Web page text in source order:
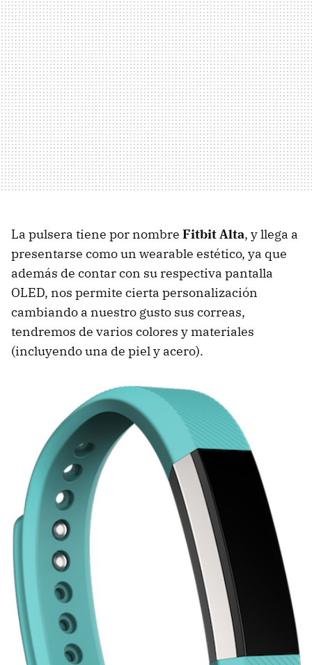
La pulsera tiene por nombre Fitbit Alta, y llega a
presentarse como un wearable estético, ya que
además de contar con su respectiva pantalla
OLED, nos permite cierta personalización
cambiando a nuestro gusto sus correas,
tendremos de varios colores y materiales
(incluyendo una de piel y acero).